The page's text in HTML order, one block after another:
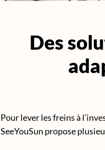
Des
Pour lever les freins à
SeeYouSun propose